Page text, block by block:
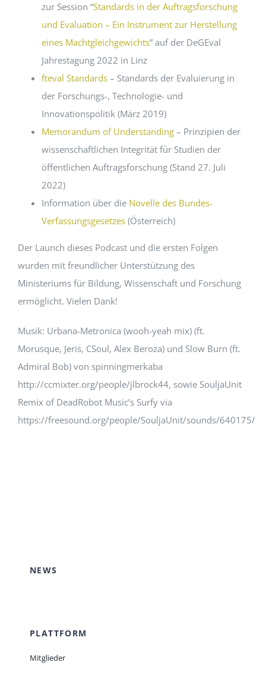
zur Session “Standards in der Auftragsforschung
und Evaluation – Ein Instrument zur Herstellung
eines Machtgleichgewichts” auf der DeGEval
Jahrestagung 2022 in Linz
fteval Standards– Standards der Evaluierung in
der Forschungs-, Technologie- und
Innovationspolitik (März 2019)
Memorandum of Understanding– Prinzipien der
wissenschaftlichen Integrität für Studien der
öffentlichen Auftragsforschung (Stand 27. Juli
2022)
Information über die Novelle des Bundes-
Verfassungsgesetzes(Österreich)
Der Launch dieses Podcast und die ersten Folgen
wurden mit freundlicher Unterstützung des
Ministeriums für Bildung, Wissenschaft und Forschung
ermöglicht. Vielen Dank!
Musik: Urbana-Metronica (wooh-yeah mix) (ft.
Morusque, Jeris, CSoul, Alex Beroza) und Slow Burn (ft.
Admiral Bob) von spinningmerkaba
http://ccmixter.org/people/jlbrock44, sowie SouljaUnit
Remix of DeadRobot Music’s Surfy via
https://freesound.org/people/SouljaUnit/sounds/640175/
NEWS
PLATTFORM
Mitglieder